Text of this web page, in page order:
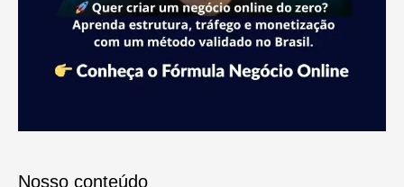
Nosso conteúdo